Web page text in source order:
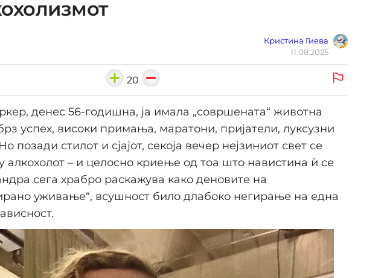
Кристина Гиева
11.08.2025
20
денес 56-годишна, ја имала „совршената“ животна
успех, високи примања, маратони, пријатели, луксузни
позади стилот и сјајот, секоја вечер нејзиниот свет се
алкохолот – и целосно криење од тоа што навистина ѝ се
сега храбро раскажува како деновите на
уживање“, всушност било длабоко негирање на една